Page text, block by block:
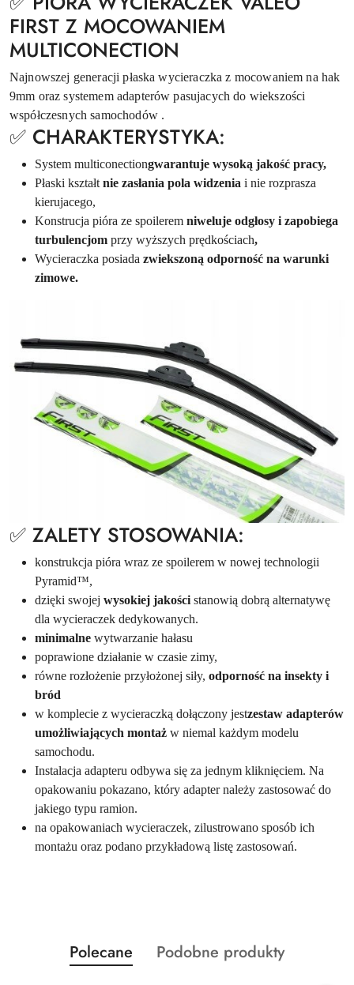
FIRST Z MOCOWANIEM
MULTICONECTION
Najnowszej generacji płaska wycieraczka z mocowaniem na hak
9mm oraz systemem adapterów pasujacych do wiekszości
współczesnych samochodów .
✅ CHARAKTERYSTYKA:
System multiconectiongwarantuje wysoką jakość pracy,
Płaski kształt nie zasłania pola widzenia i nie rozprasza
kierujacego,
Konstrucja pióra ze spoilerem niweluje odgłosy i zapobiega
turbulencjom przy wyższych prędkościach,
Wycieraczka posiada zwiekszoną odporność na warunki
zimowe.
✅ ZALETY STOSOWANIA:
konstrukcja pióra wraz ze spoilerem w nowej technologii
Pyramid™,
dzięki swojej wysokiej jakości stanowią dobrą alternatywę
dla wycieraczek dedykowanych.
minimalne wytwarzanie hałasu
poprawione działanie w czasie zimy,
równe rozłożenie przyłożonej siły, odporność na insekty i
bród
w komplecie z wycieraczką dołączony jestzestaw adapterów
umożliwiających montaż w niemal każdym modelu
samochodu.
Instalacja adapteru odbywa się za jednym kliknięciem. Na
opakowaniu pokazano, który adapter należy zastosować do
jakiego typu ramion.
na opakowaniach wycieraczek, zilustrowano sposób ich
montażu oraz podano przykładową listę zastosowań.
Pomiń karuzelę produktów
Produkty
o
Polecane
Produkty
Podobne produkty